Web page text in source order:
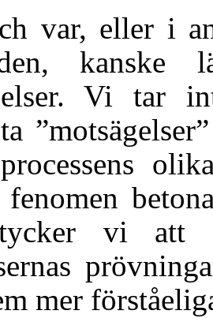
var, eller i
kanske
Vi tar
fenomen
vi att
mer